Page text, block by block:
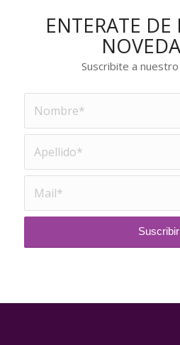
ENTERATE DE
Suscribite a